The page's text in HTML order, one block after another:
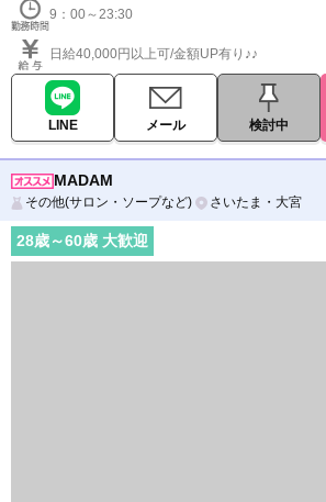
9：00～23:30
日給40,000円以上可/金額UP有り♪♪
LINE メール 検討中
MADAM
その他(サロン・ソープなど) さいたま・大宮
28歳～60歳 大歓迎